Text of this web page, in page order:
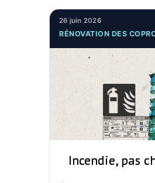
26 juin 2026
RÉNOVATION DES
Incendie, pas